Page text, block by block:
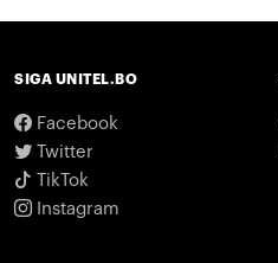
SIGA UNITEL.BO
Facebook
Twitter
TikTok
Instagram